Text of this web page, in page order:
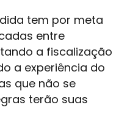
tem por meta
entre
a fiscalização
a experiência do
que não se
terão suas